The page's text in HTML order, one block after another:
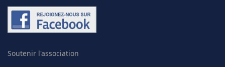
Soutenir l'association